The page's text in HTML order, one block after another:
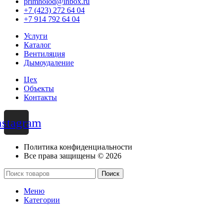
+7 (423) 272 64 04
+7 914 792 64 04
Услуги
Каталог
Вентиляция
Дымоудаление
Цех
Объекты
Контакты
Политика конфиденциальности
Все права защищены © 2026
Поиск
Меню
Категории